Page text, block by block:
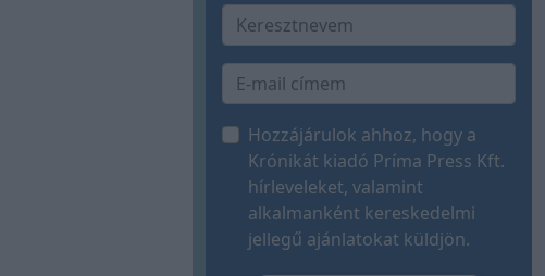
Hozzájárulok ahhoz, hogy a
Krónikát kiadó Príma Press Kft.
hírleveleket, valamint
alkalmanként kereskedelmi
jellegű ajánlatokat küldjön.